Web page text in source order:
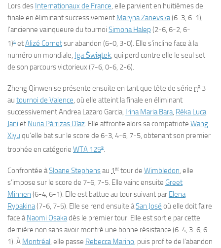
Lors des Internationaux de France , elle parvient en huitièmes de
finale en éliminant successivement Maryna Zanevska(6-3, 6-1),
l’ancienne vainqueure du tournoi Simona Halep (2-6, 6-2, 6-
1)4 etAlizé Cornetsur abandon (6-0, 3-0). Elle s’incline face à la
numéro un mondiale, Iga Świątek , qui perd contre elle le seul set
de son parcours victorieux (7-6, 0-6, 2-6).
Zheng Qinwen se présente ensuite en tant que tête de série no 3
au tournoi de Valence , où elle atteint la finale en éliminant
successivement Andrea Lazaro Garcia, Irina Maria Bara Réka Luca
Jani et Nuria Párrizas Díaz . Elle affronte alors sa compatriote Wang
Xiyu qu’elle bat sur le score de 6-3, 4-6, 7-5, obtenant son premier
trophée en catégorie WTA 1255
Confrontée àSloane Stephensau 1er tour de Wimbledon , elle
s’impose sur le score de 7-6, 7-5. Elle vainc ensuite Greet
Minnen (6-4, 6-1). Elle est battue au tour suivant par Elena
Rybakina(7-6, 7-5). Elle se rend ensuite àSan José où elle doit faire
face à Naomi Osakadès le premier tour. Elle est sortie par cette
dernière non sans avoir montré une bonne résistance (6-4, 3-6, 6-
1). À Montréal , elle passe Rebecca Marino , puis profite de l’abandon